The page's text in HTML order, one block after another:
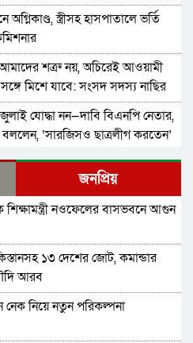
স্ত্রীসহ হাসপাতালে ভর্তি
শত্রু নয়, অচিরেই আওয়ামী
মিশে যাবে: সংসদ সদস্য নাছির
যোদ্ধা নন—দাবি বিএনপি নেতার,
বললেন, ‘সারজিসও ছাত্রলীগ করতেন’
বাড়িতে পেট্রোল ঢেলে আগুন
সাবেক এমপি আখতারুজ্জামান
যত কিছুই করি না কেন, কারোরই
না
দিবসে হবিগঞ্জে শহীদদের প্রতি
জনপ্রিয়
শিক্ষামন্ত্রী নওফেলের বাসভবনে আগুন
১৩ দেশের জোট, কমান্ডার
আরব
নেক নিয়ে নতুন পরিকল্পনা